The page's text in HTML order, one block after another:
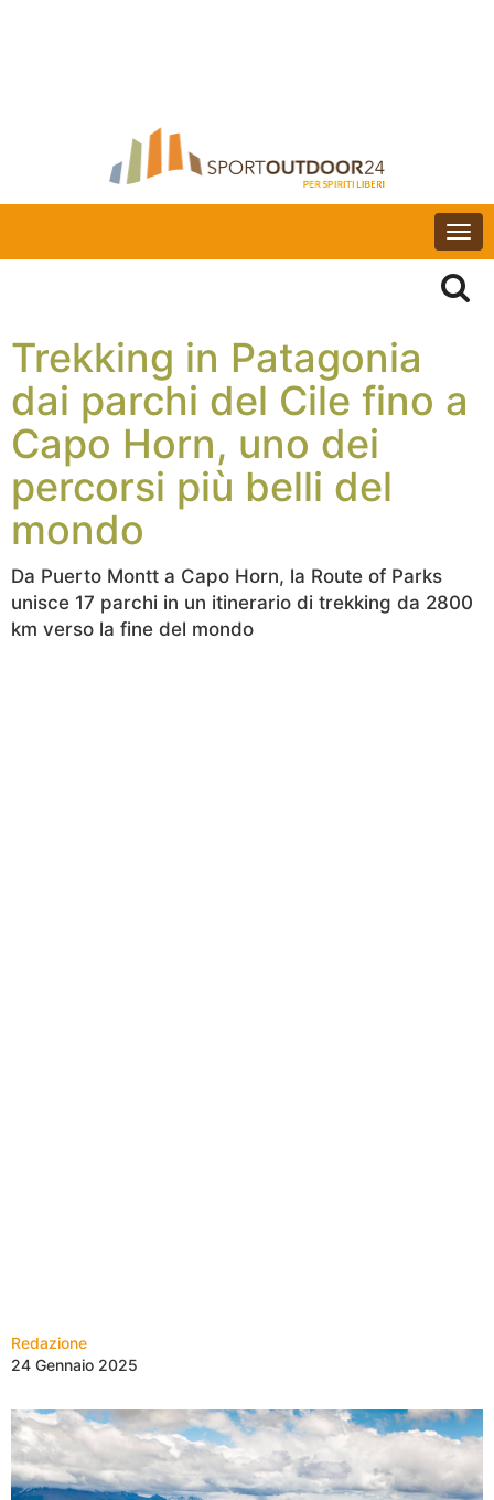
Trekking in Patagonia
dai parchi del Cile fino a
Capo Horn, uno dei
percorsi più belli del
mondo
Da Puerto Montt a Capo Horn, la Route of Parks
unisce 17 parchi in un itinerario di trekking da 2800
km verso la fine del mondo
Redazione
24 Gennaio 2025